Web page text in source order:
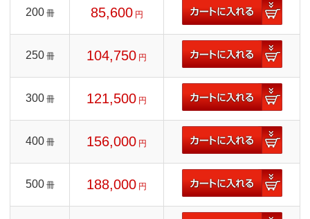
200 冊 85,600 円
250 冊 104,750 円
300 冊 121,500 円
400 冊 156,000 円
500 冊 188,000 円